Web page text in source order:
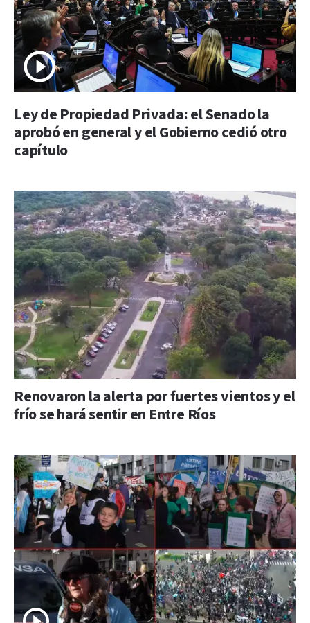
Ley de Propiedad Privada: el Senado la
aprobó en general y el Gobierno cedió otro
capítulo
Renovaron la alerta por fuertes vientos y el
frío se hará sentir en Entre Ríos